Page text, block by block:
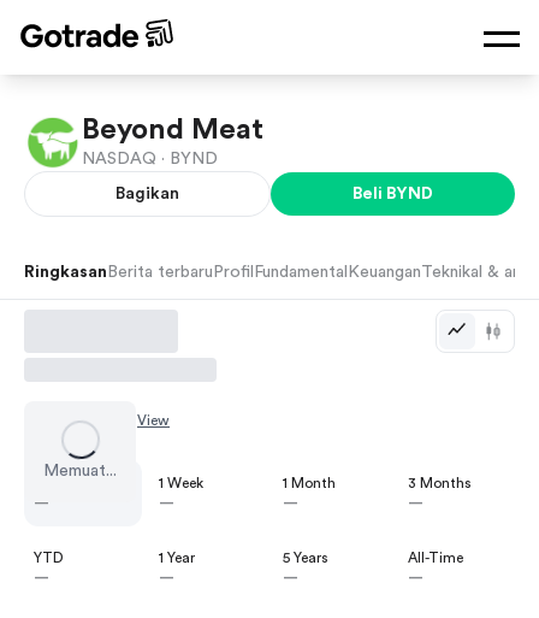
Beyond Meat
NASDAQ · BYND
Bagikan Beli BYND
Ringkasan Berita terbaru Profil Fundamental Keuangan Teknikal &
Memuat...
Chart by TradingView
—
1 Week
—
1 Month
—
3 Months
—
YTD
—
1 Year
—
5 Years
—
All-Time
—